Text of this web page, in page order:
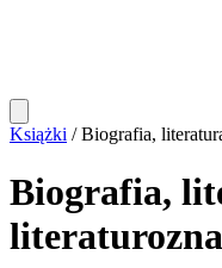
Książki / Biografia,
Biografia,